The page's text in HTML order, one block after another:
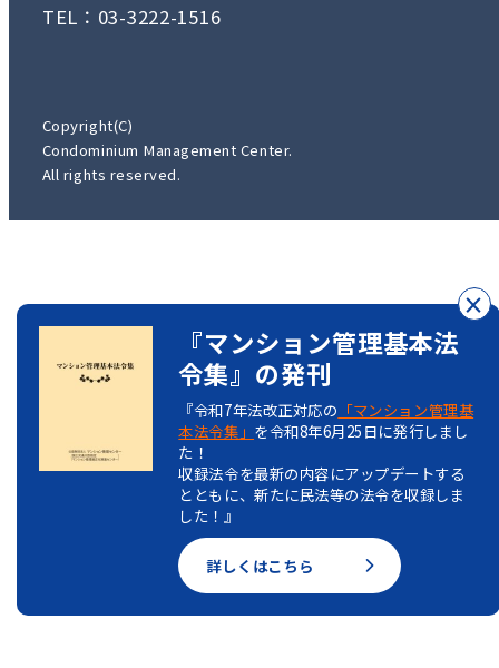
TEL：03-3222-1516
Copyright(C)
Condominium Management Center.
All rights reserved.
『マンション管理基本法
令集』の発刊
『令和7年法改正対応の 「マンション管理基
本法令集」 を令和8年6月25日に発行しまし
た！
収録法令を最新の内容にアップデートする
とともに、新たに民法等の法令を収録しま
した！』
詳しくはこちら
×